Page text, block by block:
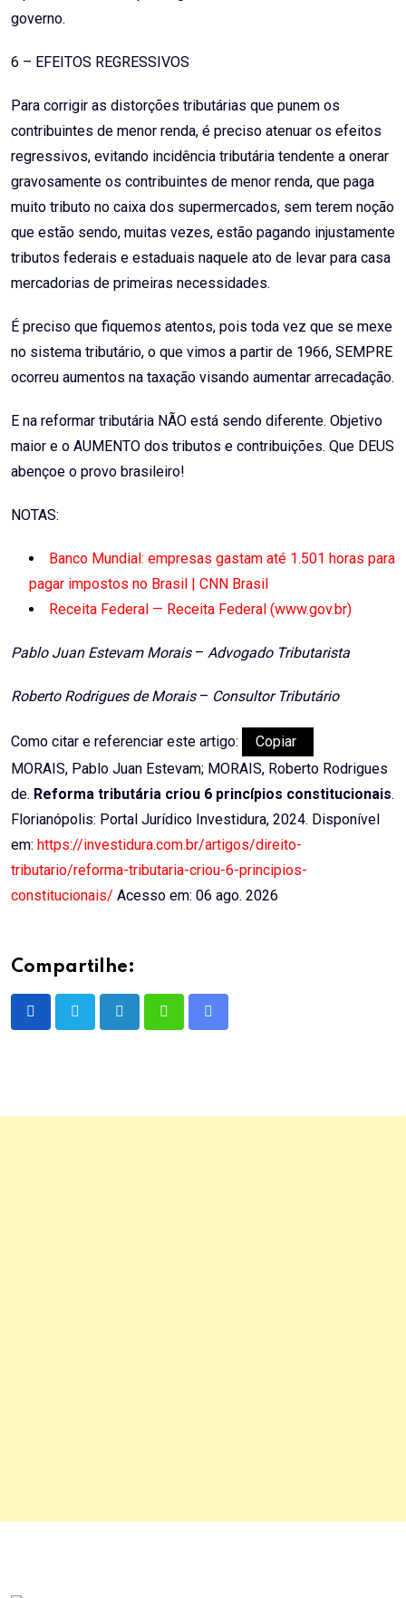
governo.
6 – EFEITOS REGRESSIVOS
Para corrigir as distorções tributárias que punem os
contribuintes de menor renda, é preciso atenuar os efeitos
regressivos, evitando incidência tributária tendente a onerar
gravosamente os contribuintes de menor renda, que paga
muito tributo no caixa dos supermercados, sem terem noção
que estão sendo, muitas vezes, estão pagando injustamente
tributos federais e estaduais naquele ato de levar para casa
mercadorias de primeiras necessidades.
É preciso que fiquemos atentos, pois toda vez que se mexe
no sistema tributário, o que vimos a partir de 1966, SEMPRE
ocorreu aumentos na taxação visando aumentar arrecadação.
E na reformar tributária NÃO está sendo diferente. Objetivo
maior e o AUMENTO dos tributos e contribuições. Que DEUS
abençoe o provo brasileiro!
NOTAS:
Banco Mundial: empresas gastam até 1.501 horas para
pagar impostos no Brasil | CNN Brasil
Receita Federal — Receita Federal (www.gov.br)
Pablo Juan Estevam Morais– Advogado Tributarista
Roberto Rodrigues de Morais– Consultor Tributário
Como citar e referenciar este artigo:
Copiar
MORAIS, Pablo Juan Estevam; MORAIS, Roberto Rodrigues
de. Reforma tributária criou 6 princípios constitucionais.
Florianópolis: Portal Jurídico Investidura, 2024. Disponível
em: https://investidura.com.br/artigos/direito-
tributario/reforma-tributaria-criou-6-principios-
constitucionais/ Acesso em: 06 ago. 2026
Compartilhe: